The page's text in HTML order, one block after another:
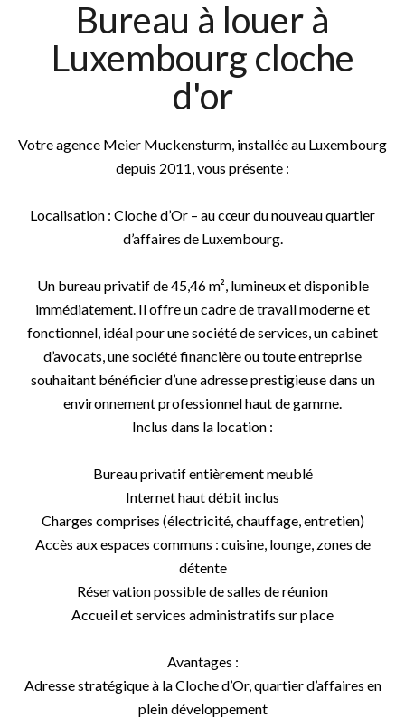
Bureau à louer à
Luxembourg cloche
d'or
Votre agence Meier Muckensturm, installée au Luxembourg
depuis 2011, vous présente :
Localisation : Cloche d’Or – au cœur du nouveau quartier
d’affaires de Luxembourg.
Un bureau privatif de 45,46 m², lumineux et disponible
immédiatement. Il offre un cadre de travail moderne et
fonctionnel, idéal pour une société de services, un cabinet
d’avocats, une société financière ou toute entreprise
souhaitant bénéficier d’une adresse prestigieuse dans un
environnement professionnel haut de gamme.
Inclus dans la location :
Bureau privatif entièrement meublé
Internet haut débit inclus
Charges comprises (électricité, chauffage, entretien)
Accès aux espaces communs : cuisine, lounge, zones de
détente
Réservation possible de salles de réunion
Accueil et services administratifs sur place
Avantages :
Adresse stratégique à la Cloche d’Or, quartier d’affaires en
plein développement